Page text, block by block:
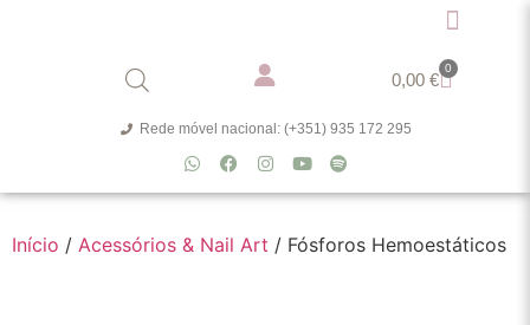
0,00€
0
Rede móvel nacional: (+351) 935 172 295
Início / Acessórios & Nail Art / Fósforos Hemoestáticos